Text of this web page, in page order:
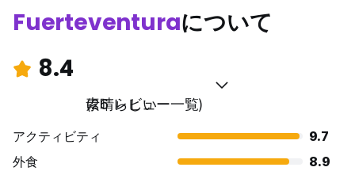
Fuerteventuraについて
8.4
素晴らしい
(26 レビュー一覧)
アクティビティ
9.7
外食
8.9